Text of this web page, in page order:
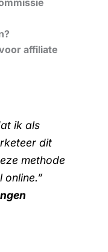
affiliate
ik als
dit
methode
online.”